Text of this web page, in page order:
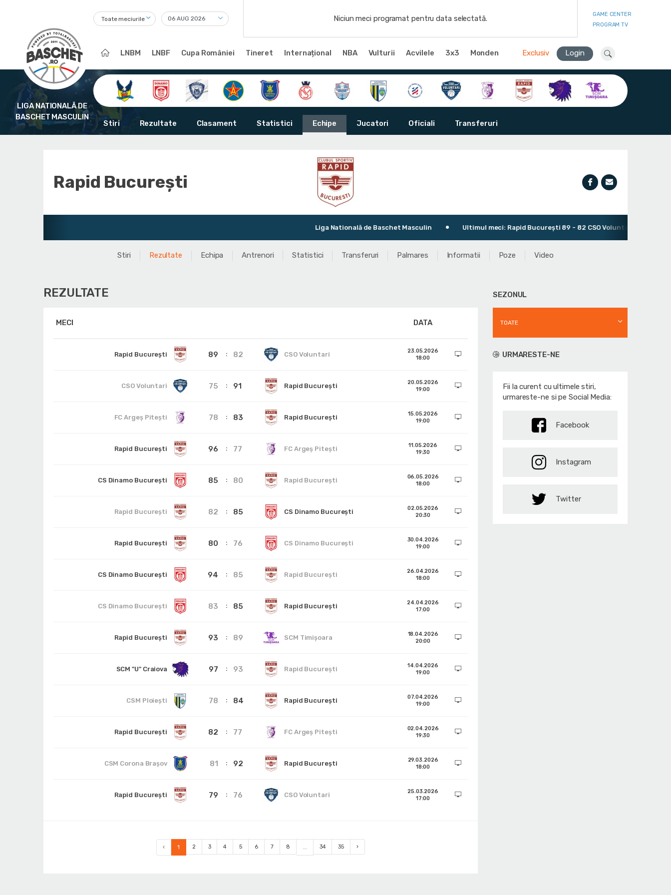
Toate meciurile Niciun meci programat pentru data selectată.
GAME CENTER
PROGRAM TV
LNBM LNBF Cupa României Tineret Internațional NBA Vulturii Acvilele 3x3 Monden Exclusiv Login
LIGA NATIONALĂ DE
BASCHET MASCULIN
Stiri Rezultate Clasament Statistici Echipe Jucatori Oficiali Transferuri
Rapid București
Liga Natională de Baschet Masculin Ultimul meci: Rapid București 89 - 82 CSO Voluntari
Stiri Rezultate Echipa Antrenori Statistici Transferuri Palmares Informatii Poze Video
REZULTATE
MECI DATA
Rapid București 89 82 CSO Voluntari
23.05.2026
18:00
CSO Voluntari 75 91 Rapid București
20.05.2026
19:00
FC Argeș Pitești 78 83 Rapid București
15.05.2026
19:00
Rapid București 96 77 FC Argeș Pitești
11.05.2026
19:30
CS Dinamo Bucureşti 85 80 Rapid București
06.05.2026
18:00
Rapid București 82 85 CS Dinamo Bucureşti
02.05.2026
20:30
Rapid București 80 76 CS Dinamo Bucureşti
30.04.2026
19:00
CS Dinamo Bucureşti 94 85 Rapid București
26.04.2026
18:00
CS Dinamo Bucureşti 83 85 Rapid București
24.04.2026
17:00
Rapid București 93 89 SCM Timișoara
18.04.2026
20:00
SCM "U" Craiova 97 93 Rapid București
14.04.2026
19:00
CSM Ploiești 78 84 Rapid București
07.04.2026
19:00
Rapid București 82 77 FC Argeș Pitești
02.04.2026
19:30
CSM Corona Braşov 81 92 Rapid București
29.03.2026
18:00
Rapid București 79 76 CSO Voluntari
25.03.2026
17:00
‹ 1 2 3 4 5 6 7 8 ... 34 35 ›
SEZONUL
TOATE
URMARESTE-NE
Fii la curent cu ultimele stiri,
urmareste-ne si pe Social Media:
Facebook
Instagram
Twitter